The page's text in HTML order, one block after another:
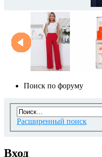
Поиск по форуму
Расширенный поиск
Вход